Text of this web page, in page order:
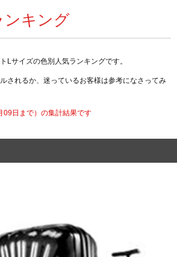
ンキング
サイズの色別人気ランキングです。
されるか、迷っているお客様は参考になさってみ
09日まで）の集計結果です